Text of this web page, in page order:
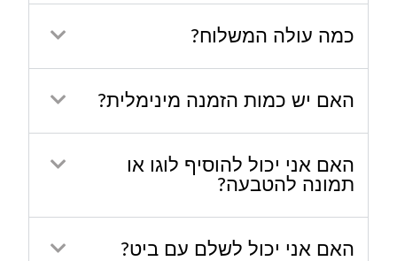
כמה עולה המשלוח?
האם יש כמות הזמנה מינימלית?
האם אני יכול להוסיף לוגו או
תמונה להטבעה?
האם אני יכול לשלם עם ביט?